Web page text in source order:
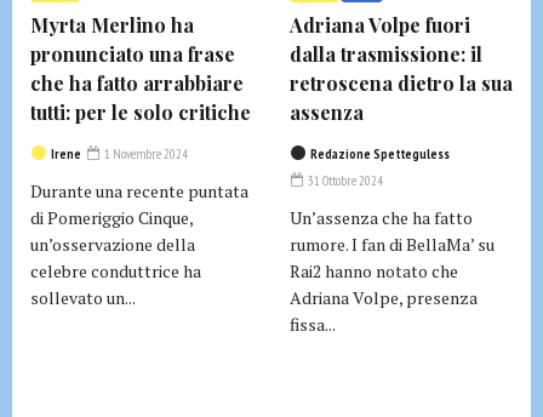
Myrta Merlino ha
pronunciato una frase
che ha fatto arrabbiare
tutti: per le solo critiche
Irene 1 Novembre 2024
Durante una recente puntata
di Pomeriggio Cinque,
un’osservazione della
celebre conduttrice ha
sollevato un...
Adriana Volpe fuori
dalla trasmissione: il
retroscena dietro la sua
assenza
Redazione Spetteguless
31 Ottobre 2024
Un’assenza che ha fatto
rumore. I fan di BellaMa’ su
Rai2 hanno notato che
Adriana Volpe, presenza
fissa...